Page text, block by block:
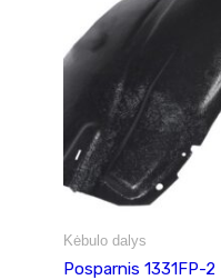
Kėbulo dalys
Posparnis 1331FP-2